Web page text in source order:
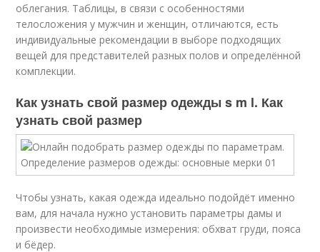
облегания. Таблицы, в связи с особенностями
телосложения у мужчин и женщин, отличаются, есть
индивидуальные рекомендации в выборе подходящих
вещей для представителей разных полов и определённой
комплекции.
Как узнать свой размер одежды s m l. Как
узнать свой размер
Чтобы узнать, какая одежда идеально подойдёт именно
вам, для начала нужно установить параметры дамы и
произвести необходимые измерения: обхват груди, пояса
и бёдер.